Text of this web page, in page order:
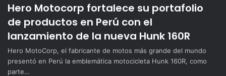
Hero Motocorp fortalece su portafolio
de productos en Perú con el
lanzamiento de la nueva Hunk 160R
Hero MotoCorp, el fabricante de motos más grande del mundo
presentó en Perú la emblemática motocicleta Hunk 160R, como
parte…